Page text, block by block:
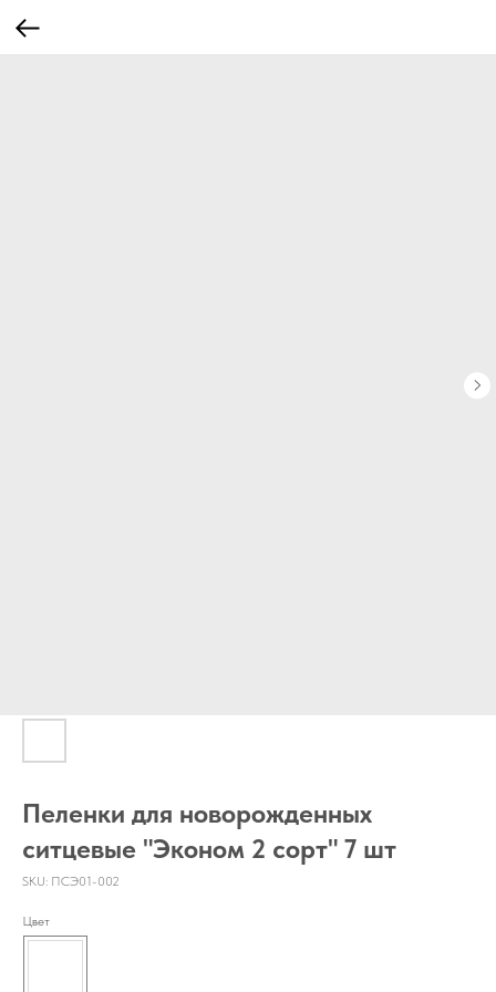
Пеленки для новорожденных
ситцевые "Эконом 2 сорт" 7 шт
SKU: ПСЭ01-002
Цвет